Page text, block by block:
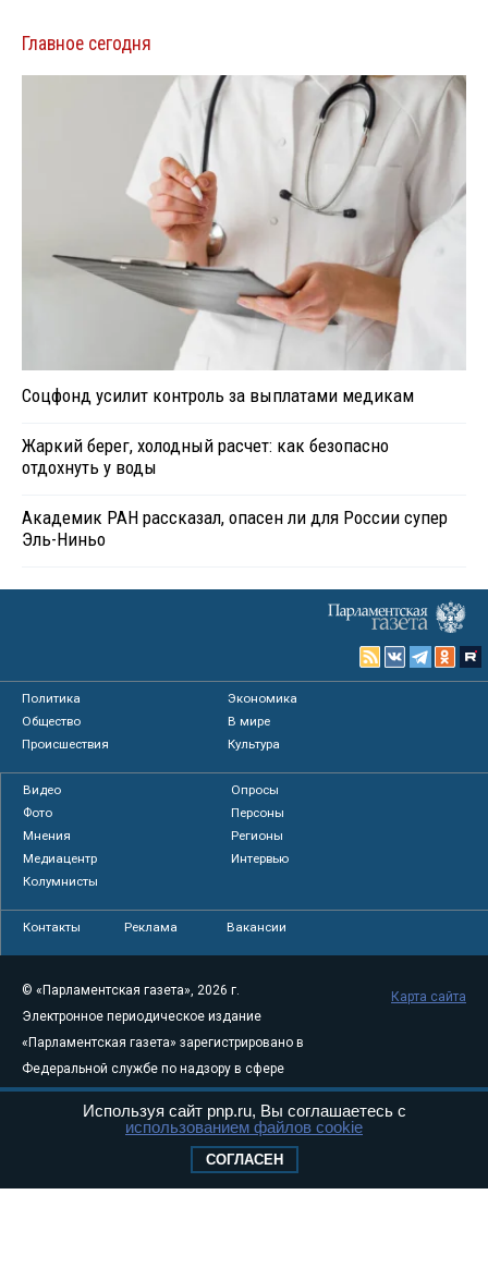
Главное сегодня
Соцфонд усилит контроль за выплатами медикам
Жаркий берег, холодный расчет: как безопасно
отдохнуть у воды
Академик РАН рассказал, опасен ли для России супер
Эль-Ниньо
Политика
Экономика
Общество
В мире
Происшествия
Культура
Видео
Опросы
Фото
Персоны
Мнения
Регионы
Медиацентр
Интервью
Колумнисты
Контакты Реклама Вакансии
© «Парламентская газета», 2026 г.
Электронное периодическое издание
«Парламентская газета» зарегистрировано в
Федеральной службе по надзору в сфере
связи, информационных технологий и
массовых коммуникаций (Роскомнадзор) 05
Свидетельство о регистрации Эл № ФС77-
Карта сайта
Используя сайт pnp.ru, Вы соглашаетесь с
использованием файлов cookie
СОГЛАСЕН